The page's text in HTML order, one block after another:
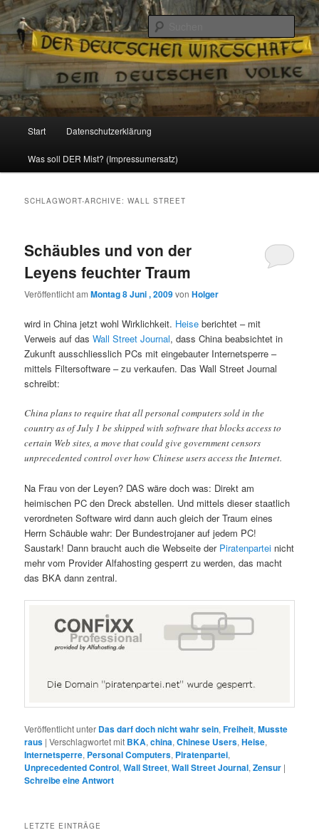
Reizzentrum
Politik, Wirtschaft, Soziales und Gesellschaft
Zum
Inhalt
Zum
sekundären
Start Datenschutzerklärung
Was soll DER Mist? (Impressumersatz)
SCHLAGWORT-ARCHIVE:WALL STREET
Schäubles und von der
Leyens feuchter Traum
Veröffentlicht amMontag 8 Juni , 2009vonHolger
wird in China jetzt wohl Wirklichkeit. Heise berichtet – mit
Verweis auf dasWall Street Journal, dass China beabsichtet in
Zukunft ausschliesslich PCs mit eingebauter Internetsperre –
mittels Filtersoftware – zu verkaufen. Das Wall Street Journal
schreibt:
China plans to require that all personal computers sold in the
country as of July 1 be shipped with software that blocks access to
certain Web sites, a move that could give government censors
unprecedented control over how Chinese users access the Internet.
Na Frau von der Leyen? DAS wäre doch was: Direkt am
heimischen PC den Dreck abstellen. Und mittels dieser staatlich
verordneten Software wird dann auch gleich der Traum eines
Herrn Schäuble wahr: Der Bundestrojaner auf jedem PC!
Saustark! Dann braucht auch die Webseite der Piratenpartei nicht
mehr vom Provider Alfahosting gesperrt zu werden, das macht
das BKA dann zentral.
Veröffentlicht unter Das darf doch nicht wahr sein,Freiheit,Musste
raus |Verschlagwortet mit BKA,china,Chinese Users,Heise,
Internetsperre, Personal Computers, Piratenpartei,
Unprecedented Control,Wall Street,Wall Street Journal,Zensur |
Schreibe eine Antwort
LETZTE EINTRÄGE